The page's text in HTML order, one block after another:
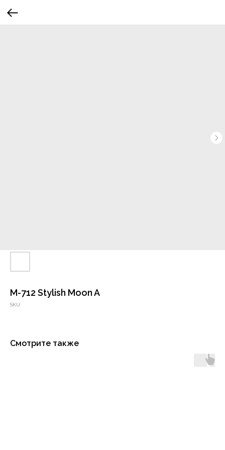
M-712 Stylish Moon A
SKU:
Смотрите также